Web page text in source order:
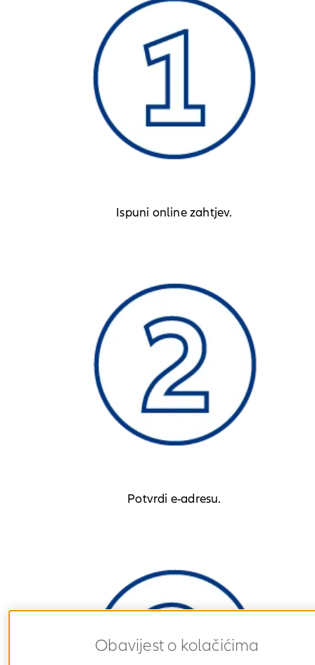
Ispuni online zahtjev.
Potvrdi e-adresu.
Obavijest o kolačićima